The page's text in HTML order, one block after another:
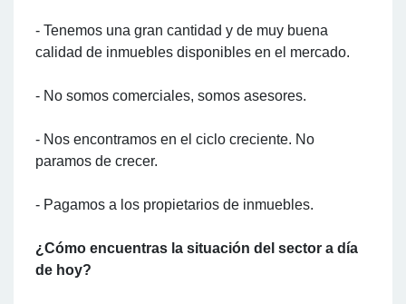
- Tenemos una gran cantidad y de muy buena
calidad de inmuebles disponibles en el mercado.
- No somos comerciales, somos asesores.
- Nos encontramos en el ciclo creciente. No
paramos de crecer.
- Pagamos a los propietarios de inmuebles.
¿Cómo encuentras la situación del sector a día
de hoy?